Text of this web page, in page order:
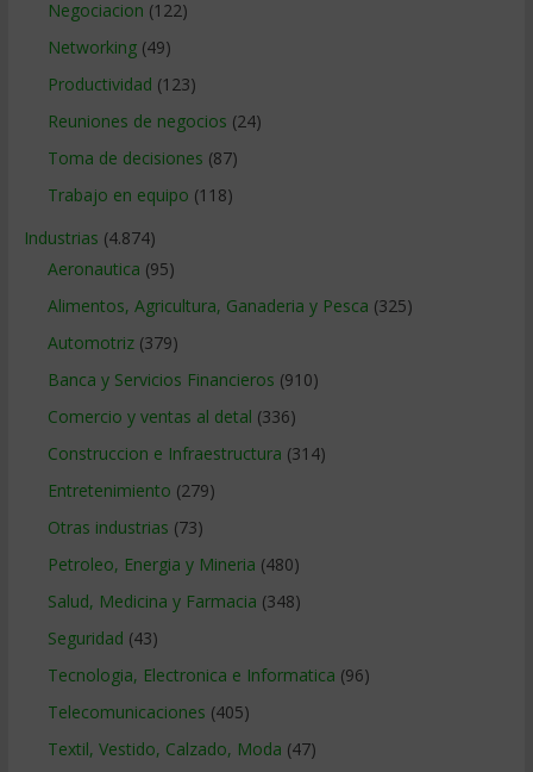
Negociacion (122)
Networking(49)
Productividad (123)
Reuniones de negocios (24)
Toma de decisiones (87)
Trabajo en equipo (118)
Industrias (4.874)
Aeronautica (95)
Alimentos, Agricultura, Ganaderia y Pesca (325)
Automotriz(379)
Banca y Servicios Financieros (910)
Comercio y ventas al detal (336)
Construccion e Infraestructura (314)
Entretenimiento (279)
Otras industrias (73)
Petroleo, Energia y Mineria (480)
Salud, Medicina y Farmacia (348)
Seguridad (43)
Tecnologia, Electronica e Informatica (96)
Telecomunicaciones (405)
Textil, Vestido, Calzado, Moda (47)